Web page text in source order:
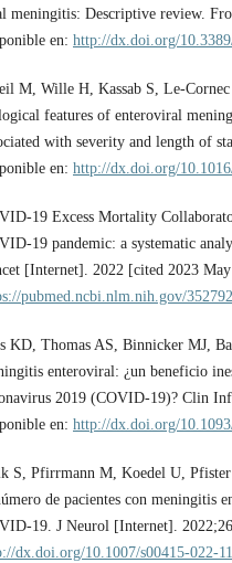
meningitis: Descriptive review.
en: http://dx.doi.org/
M, Wille H, Kassab S, Le-
features of enteroviral
with severity and length of
en: http://dx.doi.org/
19 Excess Mortality
19 pandemic: a systematic
[Internet]. 2022 [cited 2023
pubmed.ncbi.nlm.nih.gov/
KD, Thomas AS, Binnicker MJ,
enteroviral: ¿un beneficio
2019 (COVID-19)? Clin
en: http://dx.doi.org/
S, Pfirrmann M, Koedel U,
de pacientes con meningitis
19. J Neurol [Internet].
dx.doi.org/10.1007/s00415-022-